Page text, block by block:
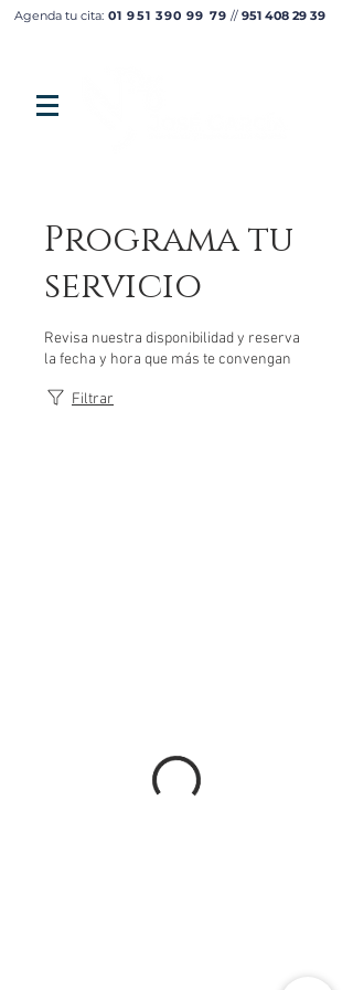
Agenda tu cita: 01 951 390 99 79 // 951 408 29 39
Programa tu
servicio
Revisa nuestra disponibilidad y reserva
la fecha y hora que más te convengan
Filtrar